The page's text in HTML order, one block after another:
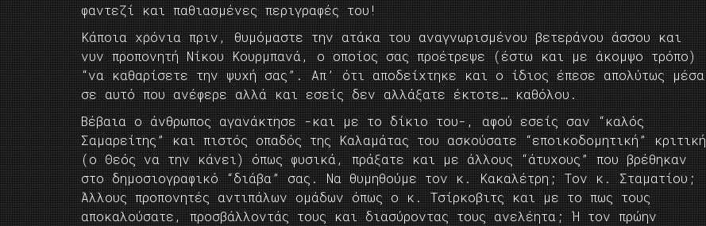
φαντεζί και παθιασμένες περιγραφές του!
Κάποια χρόνια πριν, θυμόμαστε την ατάκα του αναγνωρισμένου βετεράνου άσσου και
νυν προπονητή Νίκου Κουρμπανά, ο οποίος σας προέτρεψε (έστω και με άκομψο τρόπο)
“να καθαρίσετε την ψυχή σας”. Απ’ ότι αποδείχτηκε και ο ίδιος έπεσε απολύτως μέσα
σε αυτό που ανέφερε αλλά και εσείς δεν αλλάξατε έκτοτε… καθόλου.
Βέβαια ο άνθρωπος αγανάκτησε -και με το δίκιο του-, αφού εσείς σαν “καλός
Σαμαρείτης” και πιστός οπαδός της Καλαμάτας του ασκούσατε “εποικοδομητική” κριτική
(ο Θεός να την κάνει) όπως φυσικά, πράξατε και με άλλους “άτυχους” που βρέθηκαν
στο δημοσιογραφικό “διάβα” σας. Να θυμηθούμε τον κ. Κακαλέτρη; Τον κ. Σταματίου;
Άλλους προπονητές αντιπάλων ομάδων όπως ο κ. Τσίρκοβιτς και με το πως τους
αποκαλούσατε, προσβάλλοντάς τους και διασύροντας τους ανελέητα; Ή τον πρώην